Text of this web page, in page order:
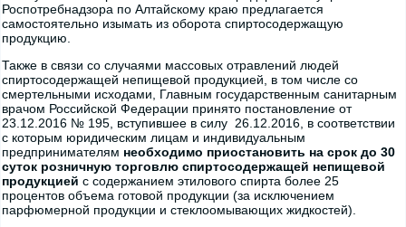
Роспотребнадзора по Алтайскому краю предлагается
самостоятельно изымать из оборота спиртосодержащую
продукцию.
Также в связи со случаями массовых отравлений людей
спиртосодержащей непищевой продукцией, в том числе со
смертельными исходами, Главным государственным санитарным
врачом Российской Федерации принято постановление от
23.12.2016 № 195, вступившее в силу 26.12.2016, в соответствии
с которым юридическим лицам и индивидуальным
предпринимателям необходимо приостановить на срок до 30
суток розничную торговлю спиртосодержащей непищевой
продукцией с содержанием этилового спирта более 25
процентов объема готовой продукции (за исключением
парфюмерной продукции и стеклоомывающих жидкостей).